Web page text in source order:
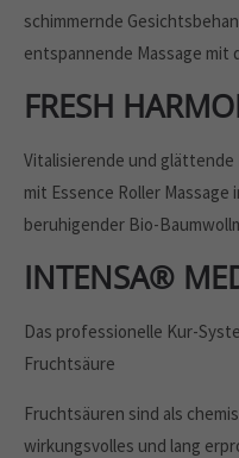
schimmernde
entspannende Massage mit
FRESH
Vitalisierende und
mit Essence Roller
beruhigender Bio-
INTENSA®
Das professionelle Kur-
Fruchtsäure
Fruchtsäuren sind als
wirkungsvolles und lang